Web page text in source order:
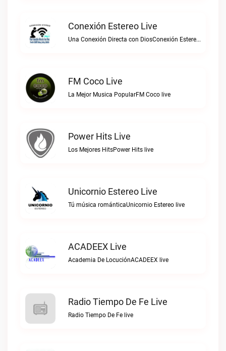
Conexión Estereo Live
Una Conexión Directa con DiosConexión Estereo live
FM Coco Live
La Mejor Musica PopularFM Coco live
Power Hits Live
Los Mejores HitsPower Hits live
Unicornio Estereo Live
Tú música románticaUnicornio Estereo live
ACADEEX Live
Academia De LocuciónACADEEX live
Radio Tiempo De Fe Live
Radio Tiempo De Fe live